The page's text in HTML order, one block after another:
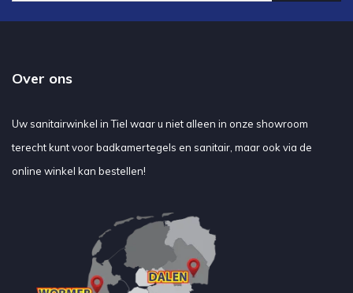
Over ons
Uw sanitairwinkel in Tiel waar u niet alleen in onze showroom
terecht kunt voor badkamertegels en sanitair, maar ook via de
online winkel kan bestellen!